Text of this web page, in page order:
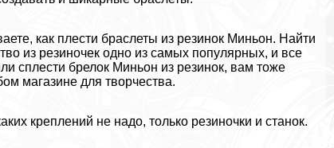
как плести браслеты из резинок Миньон. Найти
из резиночек одно из самых популярных, и все
сплести брелок Миньон из резинок, вам тоже
магазине для творчества.
креплений не надо, только резиночки и станок.